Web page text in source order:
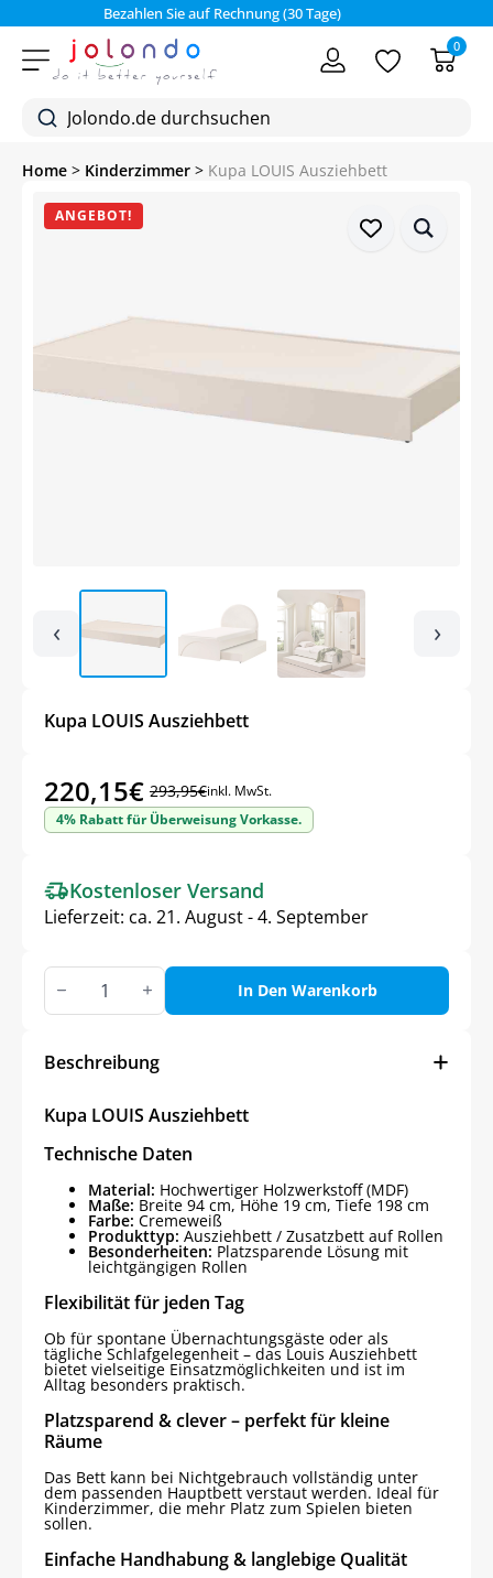
Bezahlen Sie auf Rechnung (30 Tage)
0
Home > Kinderzimmer > Kupa LOUIS Ausziehbett
ANGEBOT!
‹ ›
Kupa LOUIS Ausziehbett
293,95€
Ursprünglicher
Preis
293,95€
220,15€
Aktueller
Preis
220,15€.
inkl. MwSt.
4% Rabatt für Überweisung Vorkasse.
Kostenloser Versand
Lieferzeit: ca. 21. August - 4. September
Kupa
LOUIS
Ausziehbett
In Den Warenkorb
Beschreibung
Kupa LOUIS Ausziehbett
Technische Daten
Material: Hochwertiger Holzwerkstoff (MDF)
Maße: Breite 94 cm, Höhe 19 cm, Tiefe 198 cm
Farbe: Cremeweiß
Produkttyp: Ausziehbett / Zusatzbett auf Rollen
Besonderheiten: Platzsparende Lösung mit
leichtgängigen Rollen
Flexibilität für jeden Tag
Ob für spontane Übernachtungsgäste oder als
tägliche Schlafgelegenheit – das Louis Ausziehbett
bietet vielseitige Einsatzmöglichkeiten und ist im
Alltag besonders praktisch.
Platzsparend & clever – perfekt für kleine
Räume
Das Bett kann bei Nichtgebrauch vollständig unter
dem passenden Hauptbett verstaut werden. Ideal für
Kinderzimmer, die mehr Platz zum Spielen bieten
sollen.
Einfache Handhabung & langlebige Qualität